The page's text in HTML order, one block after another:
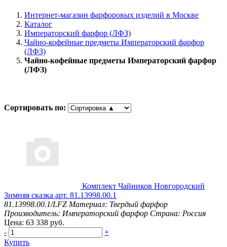
Интернет-магазин фарфоровых изделий в Москве
Каталог
Императорский фарфор (ЛФЗ)
Чайно-кофейные предметы Императорский фарфор
(ЛФЗ)
Чайно-кофейные предметы Императорский фарфор
(ЛФЗ)
Сортировать по:
Комплект Чайников Новгородский
Зимняя сказка арт. 81.13998.00.1
81.13998.00.1/LFZ Материал: Твердый фарфор
Производитель: Императорский фарфор Страна: Россия
Цена: 63 338 руб.
-
+
Купить